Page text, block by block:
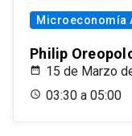
Microeconomía
Philip
15 de Marzo
03:30 a 05:00